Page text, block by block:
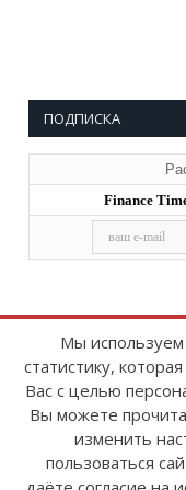
ПОДПИСКА
Finance
серия
Мы
статистику,
Вас с целью
Вы можете
изменить
пользоваться